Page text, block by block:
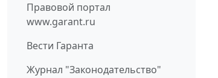
Правовой портал
www.garant.ru
Вести Гаранта
Журнал "Законодательство"